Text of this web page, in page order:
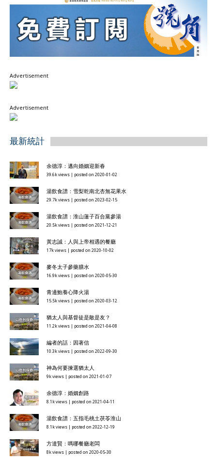
Advertisement
Advertisement
最新統計
余德淳：邁向婚姻迎新春
39.6k views posted on 2020-01-02
湯飲食譜：雪梨乾南北杏無花果水
29.7k views posted on 2023-02-15
湯飲食譜：淮山蓮子百合黨參湯
20.5k views posted on 2021-12-21
黃志誠：人與上帝相遇的餐廳
17k views posted on 2020-10-02
麥冬太子參藥膳水
16.9k views posted on 2020-05-30
青邊鮑養心降火湯
15.5k views posted on 2020-03-12
猶太人與基督徒是敵是友？
11.2k views posted on 2021-04-08
編者的話：因著信
10.3k views posted on 2022-09-30
神為何要揀選猶太人
9k views posted on 2021-01-07
余德淳：婚姻創路
8.1k views posted on 2021-04-11
湯飲食譜：五指毛桃土茯苓淮山
8.1k views posted on 2022-12-19
方達賢：嗎哪餐廳老闆
8k views posted on 2020-05-30